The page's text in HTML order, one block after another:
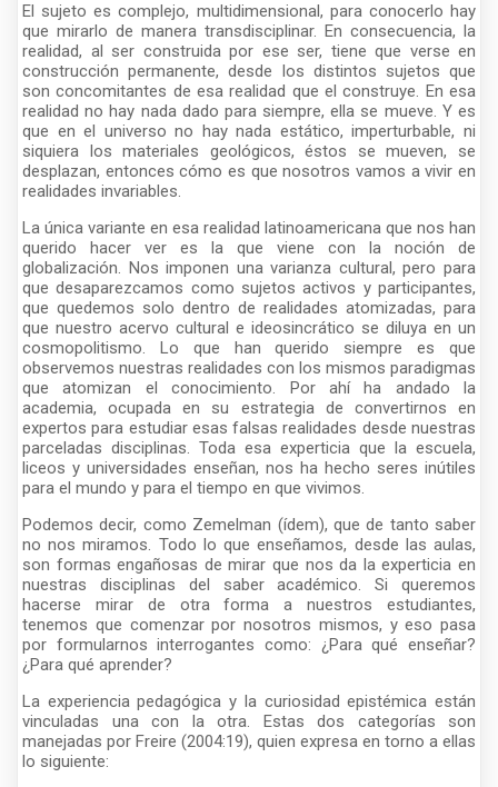
El sujeto es complejo, multidimensional, para conocerlo hay
que mirarlo de manera transdisciplinar. En consecuencia, la
realidad, al ser construida por ese ser, tiene que verse en
construcción permanente, desde los distintos sujetos que
son concomitantes de esa realidad que el construye. En esa
realidad no hay nada dado para siempre, ella se mueve. Y es
que en el universo no hay nada estático, imperturbable, ni
siquiera los materiales geológicos, éstos se mueven, se
desplazan, entonces cómo es que nosotros vamos a vivir en
realidades invariables.
La única variante en esa realidad latinoamericana que nos han
querido hacer ver es la que viene con la noción de
globalización. Nos imponen una varianza cultural, pero para
que desaparezcamos como sujetos activos y participantes,
que quedemos solo dentro de realidades atomizadas, para
que nuestro acervo cultural e ideosincrático se diluya en un
cosmopolitismo. Lo que han querido siempre es que
observemos nuestras realidades con los mismos paradigmas
que atomizan el conocimiento. Por ahí ha andado la
academia, ocupada en su estrategia de convertirnos en
expertos para estudiar esas falsas realidades desde nuestras
parceladas disciplinas. Toda esa experticia que la escuela,
liceos y universidades enseñan, nos ha hecho seres inútiles
para el mundo y para el tiempo en que vivimos.
Podemos decir, como Zemelman (ídem), que de tanto saber
no nos miramos. Todo lo que enseñamos, desde las aulas,
son formas engañosas de mirar que nos da la experticia en
nuestras disciplinas del saber académico. Si queremos
hacerse mirar de otra forma a nuestros estudiantes,
tenemos que comenzar por nosotros mismos, y eso pasa
por formularnos interrogantes como: ¿Para qué enseñar?
¿Para qué aprender?
La experiencia pedagógica y la curiosidad epistémica están
vinculadas una con la otra. Estas dos categorías son
manejadas por Freire (2004:19), quien expresa en torno a ellas
lo siguiente: